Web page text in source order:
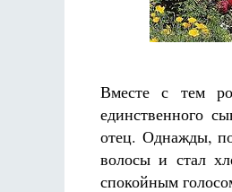
Вместе с тем
единственного
отец. Однажды,
волосы и стал
спокойным